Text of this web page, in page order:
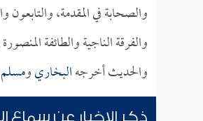
والصحابة في المقدمة،
والفرقة الناجية والطائفة
والحديث أخرجهالبخاريومسلم
ذكر الإخبار عن